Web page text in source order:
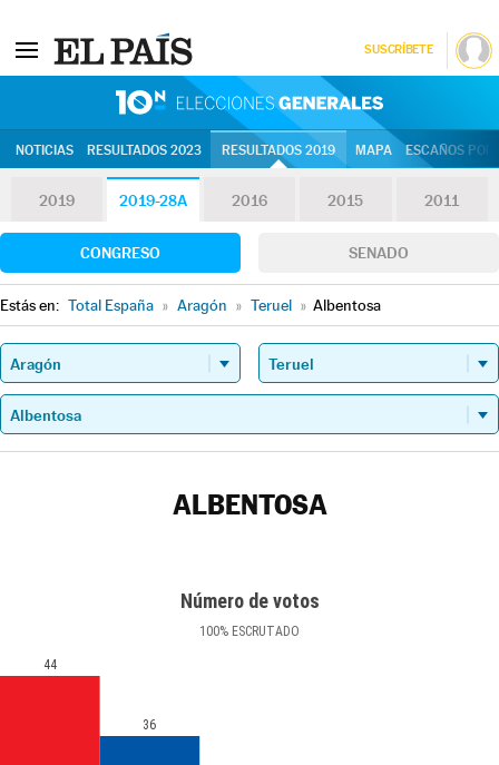
SUSCRÍBETE
NOTICIAS RESULTADOS 2023 RESULTADOS 2019 MAPA ESCAÑOS
2019 2019-28A 2016 2015 2011
CONGRESO SENADO
Estás en: Total España » Aragón » Teruel » Albentosa
ALBENTOSA
Número de votos
100% ESCRUTADO
44
36